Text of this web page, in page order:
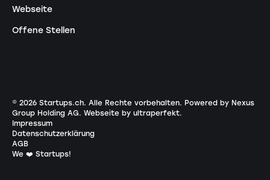
Webseite
Offene Stellen
© 2026Startups.ch. Alle Rechte vorbehalten. Powered by Nexus
Group Holding AG. Webseite by ultraperfekt.
Impressum
Datenschutzerklärung
AGB
We ❤️ Startups!